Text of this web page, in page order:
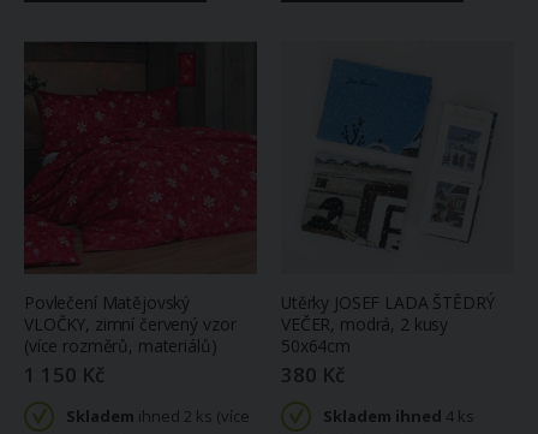
Povlečení Matějovský
VLOČKY, zimní červený vzor
(více rozměrů, materiálů)
1 150 Kč
Skladem ihned 2 ks (více
Utěrky JOSEF LADA ŠTĚDRÝ
VEČER, modrá, 2 kusy
50x64cm
380 Kč
Skladem ihned 4 ks